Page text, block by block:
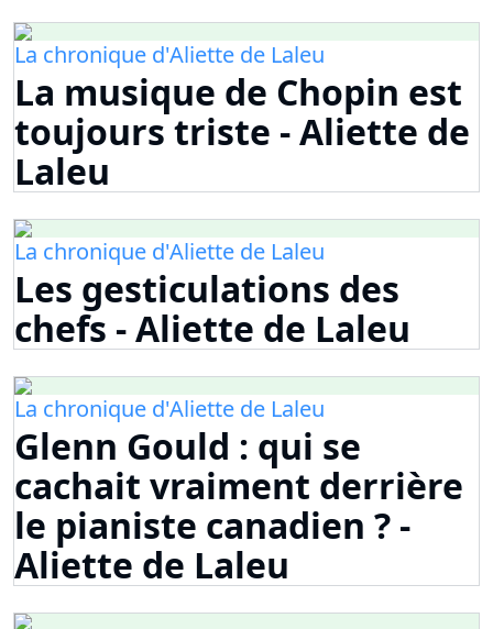
La chronique d'Aliette de Laleu
La musique de Chopin est
toujours triste - Aliette de
Laleu
La chronique d'Aliette de Laleu
Les gesticulations des
chefs - Aliette de Laleu
La chronique d'Aliette de Laleu
Glenn Gould : qui se
cachait vraiment derrière
le pianiste canadien ? -
Aliette de Laleu